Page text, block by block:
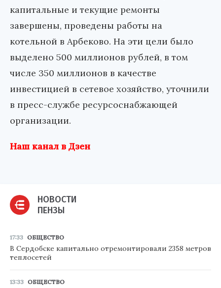
капитальные и текущие ремонты
завершены, проведены работы на
котельной в Арбеково. На эти цели было
выделено 500 миллионов рублей, в том
числе 350 миллионов в качестве
инвестицией в сетевое хозяйство, уточнили
в пресс-службе ресурсоснабжающей
организации.
Наш канал в Дзен
НОВОСТИ
ПЕНЗЫ
17:33 ОБЩЕСТВО
В Сердобске капитально отремонтировали 2358 метров
теплосетей
13:33 ОБЩЕСТВО